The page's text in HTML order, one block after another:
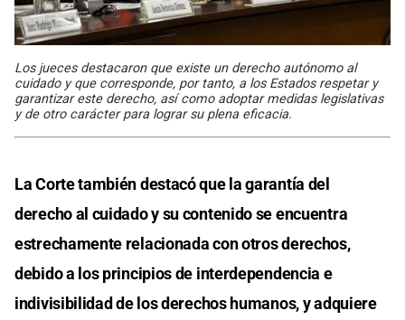
Los jueces destacaron que existe un derecho autónomo al
cuidado y que corresponde, por tanto, a los Estados respetar y
garantizar este derecho, así como adoptar medidas legislativas
y de otro carácter para lograr su plena eficacia.
La Corte también destacó que la garantía del
derecho al cuidado y su contenido se encuentra
estrechamente relacionada con otros derechos,
debido a los principios de interdependencia e
indivisibilidad de los derechos humanos, y adquiere